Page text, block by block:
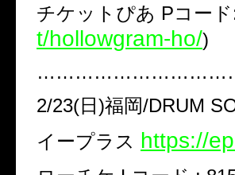
チケットぴあ Pコー
t/hollowgram-ho/​)
2/23(日)福岡/DRUM
イープラス https://